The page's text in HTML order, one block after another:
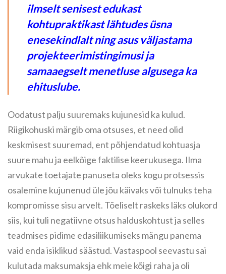
ilmselt senisest edukast
kohtupraktikast lähtudes üsna
enesekindlalt ning asus väljastama
projekteerimistingimusi ja
samaaegselt menetluse algusega ka
ehituslube.
Oodatust palju suuremaks kujunesid ka kulud.
Riigikohuski märgib oma otsuses, et need olid
keskmisest suuremad, ent põhjendatud kohtuasja
suure mahu ja eelkõige faktilise keerukusega. Ilma
arvukate toetajate panuseta oleks kogu protsessis
osalemine kujunenud üle jõu käivaks või tulnuks teha
kompromisse sisu arvelt. Tõeliselt raskeks läks olukord
siis, kui tuli negatiivne otsus halduskohtust ja selles
teadmises pidime edasiliikumiseks mängu panema
vaid enda isiklikud säästud. Vastaspool seevastu sai
kulutada maksumaksja ehk meie kõigi raha ja oli